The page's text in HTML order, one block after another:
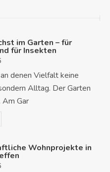
im Garten – für
für Insekten
denen Vielfalt keine
Alltag. Der Garten
Gar
Wohnprojekte in